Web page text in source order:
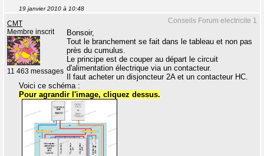
19 janvier 2010 à 10:48
Conseils Forum electricite 1
CMT
Membre inscrit
11 463 messages
Bonsoir,
Tout le branchement se fait dans le tableau et non pas
près du cumulus.
Le principe est de couper au départ le circuit
d'alimentation électrique via un contacteur.
Il faut acheter un disjoncteur 2A et un contacteur HC.
Voici ce schéma :
Pour agrandir l'image, cliquez dessus.